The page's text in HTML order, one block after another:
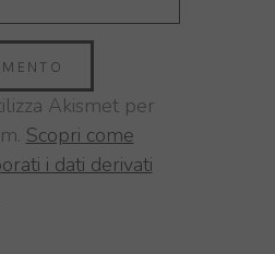
Akismet per
Scopri come
i dati derivati